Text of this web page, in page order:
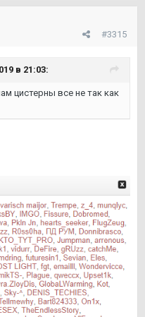
#3315
в 21:03:
цистерны все не так как